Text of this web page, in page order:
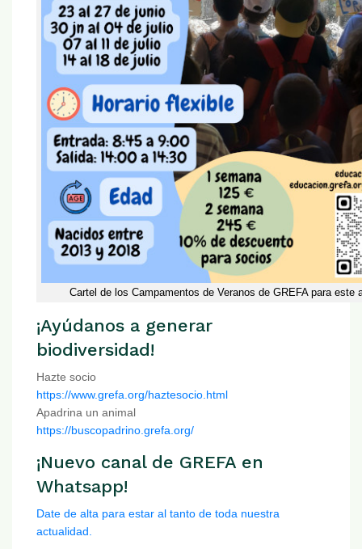
Cartel de los Campamentos de Veranos de GREFA para este
¡Ayúdanos a generar
biodiversidad!
Hazte socio
https://www.grefa.org/haztesocio.html
Apadrina un animal
https://buscopadrino.grefa.org/
¡Nuevo canal de GREFA en
Whatsapp!
Date de alta para estar al tanto de toda nuestra
actualidad.